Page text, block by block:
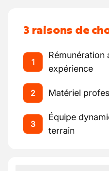
3 raisons de
1
Rémunération
expérience
2 Matériel
3
Équipe
terrain